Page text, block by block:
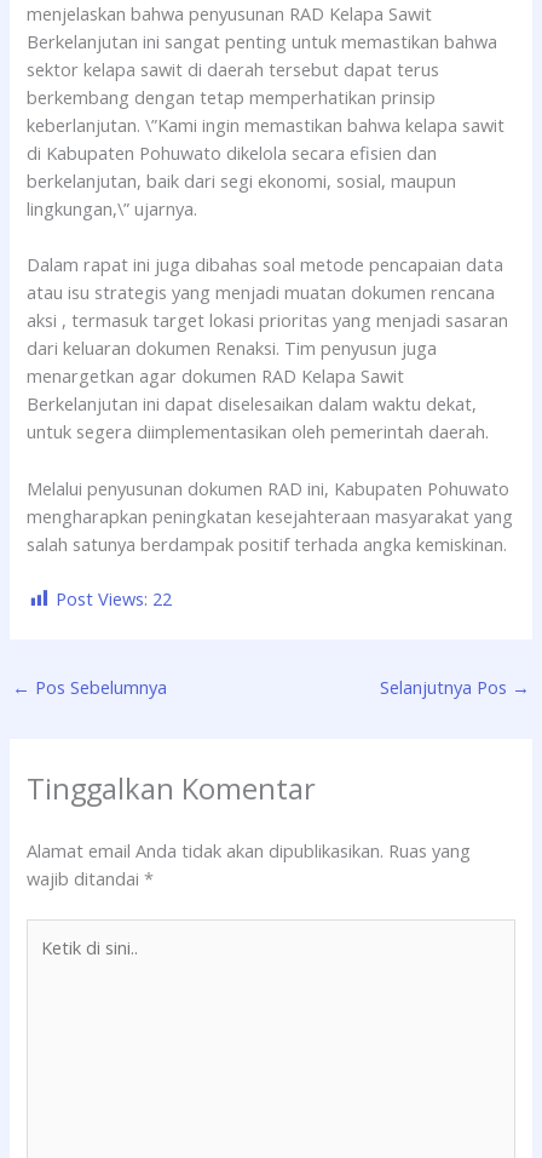
menjelaskan bahwa penyusunan RAD Kelapa Sawit
Berkelanjutan ini sangat penting untuk memastikan bahwa
sektor kelapa sawit di daerah tersebut dapat terus
berkembang dengan tetap memperhatikan prinsip
keberlanjutan. \”Kami ingin memastikan bahwa kelapa sawit
di Kabupaten Pohuwato dikelola secara efisien dan
berkelanjutan, baik dari segi ekonomi, sosial, maupun
lingkungan,\” ujarnya.
Dalam rapat ini juga dibahas soal metode pencapaian data
atau isu strategis yang menjadi muatan dokumen rencana
aksi , termasuk target lokasi prioritas yang menjadi sasaran
dari keluaran dokumen Renaksi. Tim penyusun juga
menargetkan agar dokumen RAD Kelapa Sawit
Berkelanjutan ini dapat diselesaikan dalam waktu dekat,
untuk segera diimplementasikan oleh pemerintah daerah.
Melalui penyusunan dokumen RAD ini, Kabupaten Pohuwato
mengharapkan peningkatan kesejahteraan masyarakat yang
salah satunya berdampak positif terhada angka kemiskinan.
Post Views: 22
← Pos Sebelumnya Selanjutnya Pos →
Tinggalkan Komentar
Alamat email Anda tidak akan dipublikasikan. Ruas yang
wajib ditandai*